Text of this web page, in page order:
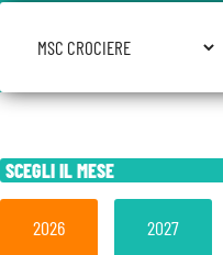
SCEGLI IL MESE
2026 2027